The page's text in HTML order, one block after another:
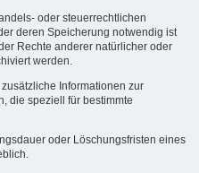
oder steuerrechtlichen
deren Speicherung notwendig ist
Rechte anderer natürlicher oder
werden.
Informationen zur
die speziell für bestimmte
oder Löschungsfristen eines